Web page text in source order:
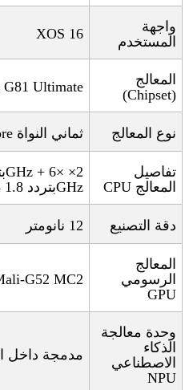
واجهة
المستخدم
XOS 16
المعالج
(Chipset)
Ultimate
نوع المعالج ثماني النواة Octa-core
تفاصيل
المعالج CPU
2× Cortex-A75
GHz + 6×
بتردد 1.8GHz
دقة التصنيع 12 نانومتر
المعالج
الرسومي
GPU
G52 MC2
وحدة معالجة
الذكاء
الاصطناعي
NPU
مدمجة داخل